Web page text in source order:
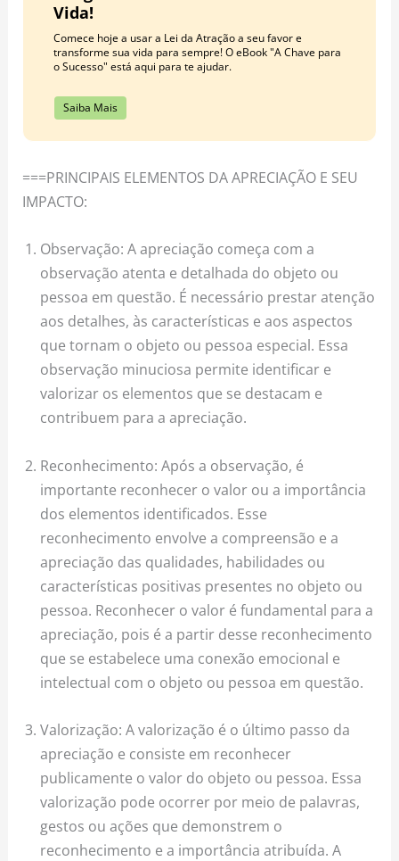
Vida!
Comece hoje a usar a Lei da Atração a seu favor e
transforme sua vida para sempre! O eBook "A Chave para
o Sucesso" está aqui para te ajudar.
Saiba Mais
===PRINCIPAIS ELEMENTOS DA APRECIAÇÃO E SEU
IMPACTO:
Observação: A apreciação começa com a
observação atenta e detalhada do objeto ou
pessoa em questão. É necessário prestar atenção
aos detalhes, às características e aos aspectos
que tornam o objeto ou pessoa especial. Essa
observação minuciosa permite identificar e
valorizar os elementos que se destacam e
contribuem para a apreciação.
Reconhecimento: Após a observação, é
importante reconhecer o valor ou a importância
dos elementos identificados. Esse
reconhecimento envolve a compreensão e a
apreciação das qualidades, habilidades ou
características positivas presentes no objeto ou
pessoa. Reconhecer o valor é fundamental para a
apreciação, pois é a partir desse reconhecimento
que se estabelece uma conexão emocional e
intelectual com o objeto ou pessoa em questão.
Valorização: A valorização é o último passo da
apreciação e consiste em reconhecer
publicamente o valor do objeto ou pessoa. Essa
valorização pode ocorrer por meio de palavras,
gestos ou ações que demonstrem o
reconhecimento e a importância atribuída. A